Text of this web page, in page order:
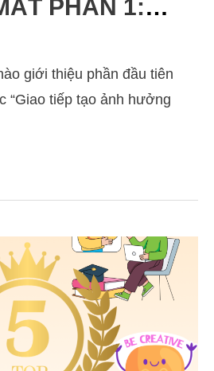
PHẦN 1:
THÂN
TIẾP” – NỀN
GIAO TIẾP
NGHIỆP
giới thiệu phần đầu tiên
“Giao tiếp tạo ảnh hưởng